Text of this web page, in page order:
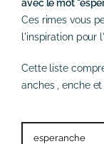
avec le mot
Ces rimes vous
l'inspiration pour
Cette liste
anches,enche